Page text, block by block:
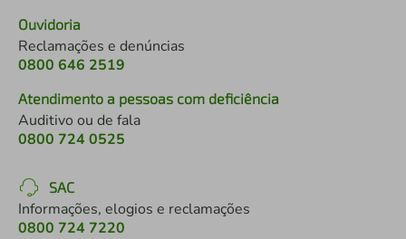
Ouvidoria
Reclamações e denúncias
0800 646 2519
Atendimento a pessoas com deficiência
Auditivo ou de fala
0800 724 0525
SAC
Informações, elogios e reclamações
0800 724 7220